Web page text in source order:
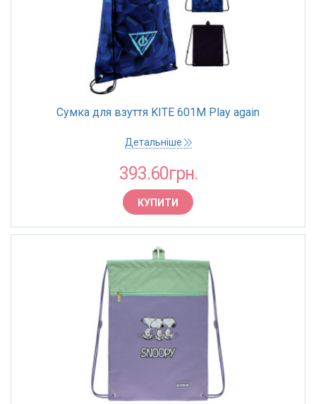
Сумка для взуття KITE 601M Play again
Детальніше
393.60грн.
КУПИТИ